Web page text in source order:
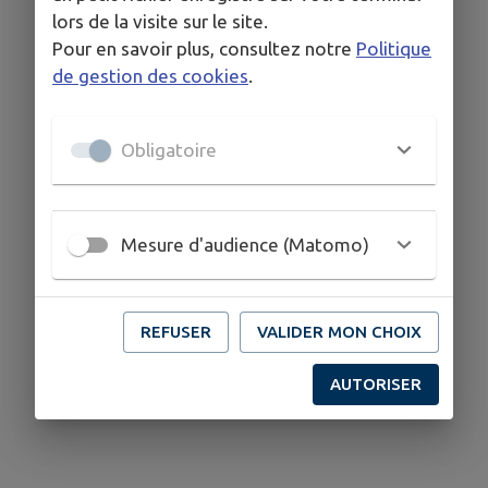
lors de la visite sur le site.
Pour en savoir plus, consultez notre Politique
de gestion des cookies
Obligatoire
Mesure d'audience (Matomo)
REFUSER VALIDER MON CHOIX
AUTORISER